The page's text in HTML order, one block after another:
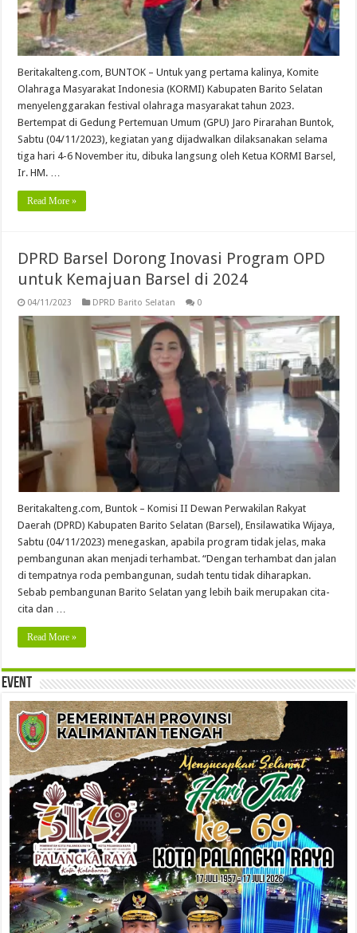
Beritakalteng.com, BUNTOK – Untuk yang pertama kalinya, Komite
Olahraga Masyarakat Indonesia (KORMI) Kabupaten Barito Selatan
menyelenggarakan festival olahraga masyarakat tahun 2023.
Bertempat di Gedung Pertemuan Umum (GPU) Jaro Pirarahan Buntok,
Sabtu (04/11/2023), kegiatan yang dijadwalkan dilaksanakan selama
tiga hari 4-6 November itu, dibuka langsung oleh Ketua KORMI Barsel,
Ir. HM. …
Read More »
DPRD Barsel Dorong Inovasi Program OPD
untuk Kemajuan Barsel di 2024
04/11/2023 DPRD Barito Selatan 0
Beritakalteng.com, Buntok – Komisi II Dewan Perwakilan Rakyat
Daerah (DPRD) Kabupaten Barito Selatan (Barsel), Ensilawatika Wijaya,
Sabtu (04/11/2023) menegaskan, apabila program tidak jelas, maka
pembangunan akan menjadi terhambat. “Dengan terhambat dan jalan
di tempatnya roda pembangunan, sudah tentu tidak diharapkan.
Sebab pembangunan Barito Selatan yang lebih baik merupakan cita-
cita dan …
Read More »
Event